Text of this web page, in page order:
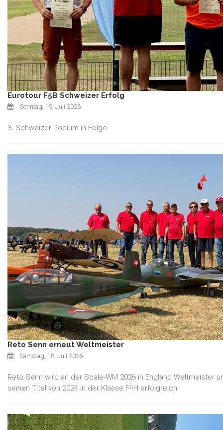
Eurotour F5B Schweizer Erfolg
Sonntag, 19. Juli 2026
3. Schweizer Podium in Folge
Reto Senn erneut Weltmeister
Samstag, 18. Juli 2026
Reto Senn wird an der Scale-WM 2026 in England Weltmeister
seinen Titel von 2024 in der Klasse F4H erfolgreich.